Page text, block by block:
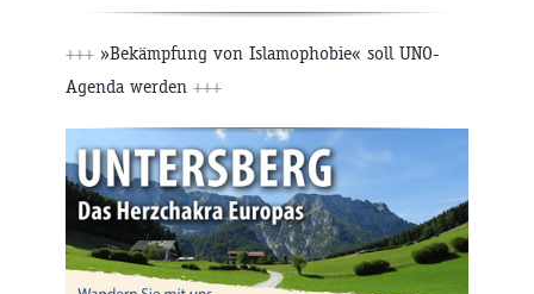
+++ »Bekämpfung von Islamophobie« soll UNO-
Agenda werden +++